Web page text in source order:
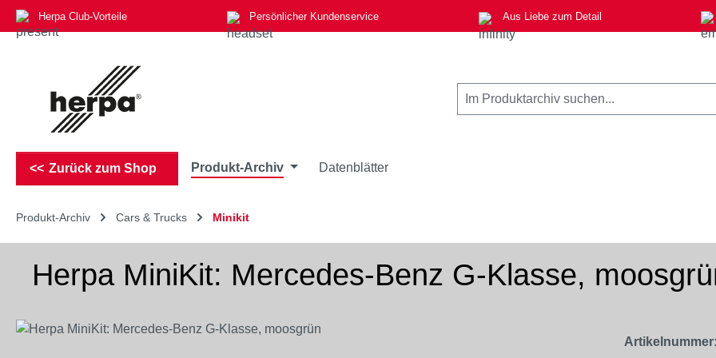
Hauptinhalt springen
Zur Suche springen
Zur Hauptnavigation springen
Herpa Club-Vorteile Persönlicher Kundenservice Aus Liebe zum Detail
Zurück zum Shop Produkt-Archiv Datenblätter
Produkt-Archiv Cars & Trucks Minikit
Herpa MiniKit: Mercedes-Benz G-Klasse,
Bildergalerie überspringen